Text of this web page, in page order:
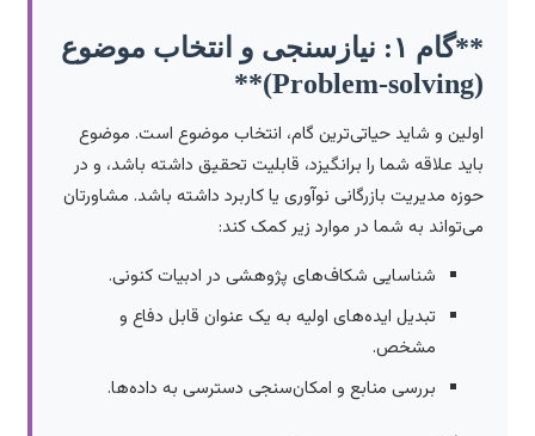
**گام ۱: نیازسنجی و انتخاب موضوع
اولین و شاید حیاتی‌ترین گام، انتخاب موضوع است. موضوع
باید علاقه شما را برانگیزد، قابلیت تحقیق داشته باشد، و در
حوزه مدیریت بازرگانی نوآوری یا کاربرد داشته باشد. مشاورتان
می‌تواند به شما در موارد زیر کمک کند:
شناسایی شکاف‌های پژوهشی در ادبیات کنونی.
تبدیل ایده‌های اولیه به یک عنوان قابل دفاع و
مشخص.
بررسی منابع و امکان‌سنجی دسترسی به داده‌ها.